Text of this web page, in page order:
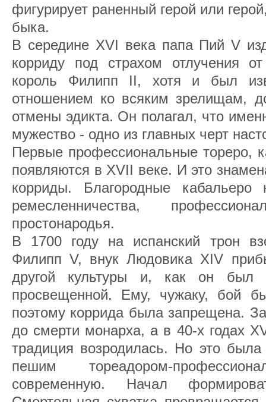
фигурирует раненный герой или
быка.
В середине XVI века папа Пий V
корриду под страхом отлучения
король Филипп II, хотя и был
отношением ко всяким зрелищам,
отмены эдикта. Он полагал, что
мужество - одно из главных черт
Первые профессиональные тореро,
появляются в XVII веке. И это
корриды. Благородные
ремесленничества,
простонародья.
В 1700 году на испанский трон
Филипп V, внук Людовика XIV
другой культуры и, как он был
просвещенной. Ему, чужаку, бой
поэтому коррида была запрещена.
до смерти монарха, а в 40-х годах
традиция возродилась. Но это
пешим тореадором-
современную. Начал